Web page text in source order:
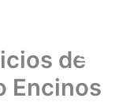
de
Encinos